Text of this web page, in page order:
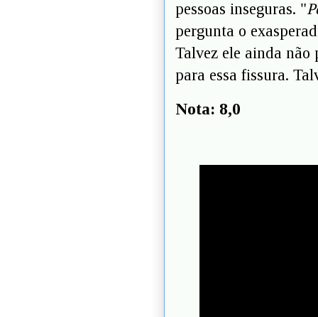
pessoas inseguras. "
pergunta o
Talvez ele ainda não
para essa fissura.
Nota: 8,0